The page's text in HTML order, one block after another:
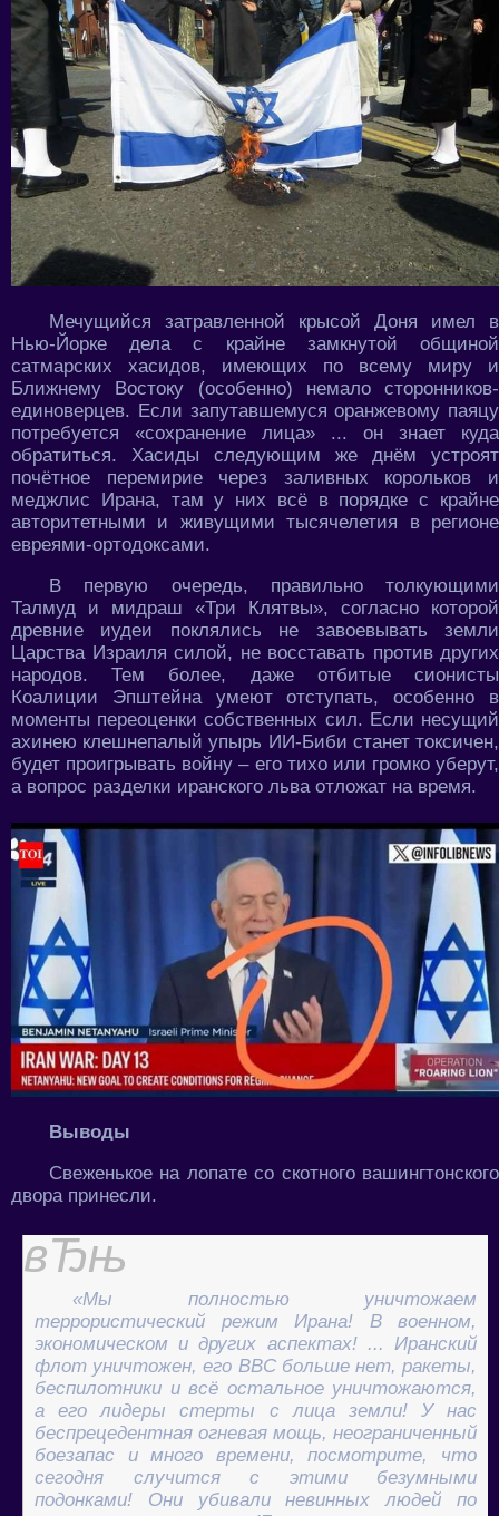
Мечущийся затравленной крысой Доня имел в
Нью-Йорке дела с крайне замкнутой общиной
сатмарских хасидов, имеющих по всему миру и
Ближнему Востоку (особенно) немало сторонников-
единоверцев. Если запутавшемуся оранжевому паяцу
потребуется «сохранение лица» ... он знает куда
обратиться. Хасиды следующим же днём устроят
почётное перемирие через заливных корольков и
меджлис Ирана, там у них всё в порядке с крайне
авторитетными и живущими тысячелетия в регионе
евреями-ортодоксами.
В первую очередь, правильно толкующими
Талмуд и мидраш «Три Клятвы», согласно которой
древние иудеи поклялись не завоевывать земли
Царства Израиля силой, не восставать против других
народов. Тем более, даже отбитые сионисты
Коалиции Эпштейна умеют отступать, особенно в
моменты переоценки собственных сил. Если несущий
ахинею клешнепалый упырь ИИ-Биби станет токсичен,
будет проигрывать войну – его тихо или громко уберут,
а вопрос разделки иранского льва отложат на время.
Выводы
Свеженькое на лопате со скотного вашингтонского
двора принесли.
«Мы полностью уничтожаем
террористический режим Ирана! В военном,
экономическом и других аспектах! ... Иранский
флот уничтожен, его ВВС больше нет, ракеты,
беспилотники и всё остальное уничтожаются,
а его лидеры стерты с лица земли! У нас
беспрецедентная огневая мощь, неограниченный
боезапас и много времени, посмотрите, что
сегодня случится с этими безумными
подонками! Они убивали невинных людей по